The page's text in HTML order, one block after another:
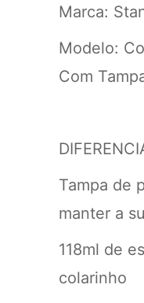
Marca:
Modelo:
Com
Tampa de
manter a
118ml de
colarinho